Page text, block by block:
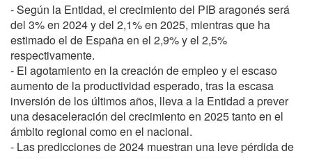
- Según la Entidad, el crecimiento del PIB aragonés será
del 3% en 2024 y del 2,1% en 2025, mientras que ha
estimado el de España en el 2,9% y el 2,5%
respectivamente.
- El agotamiento en la creación de empleo y el escaso
aumento de la productividad esperado, tras la escasa
inversión de los últimos años, lleva a la Entidad a prever
una desaceleración del crecimiento en 2025 tanto en el
ámbito regional como en el nacional.
- Las predicciones de 2024 muestran una leve pérdida de